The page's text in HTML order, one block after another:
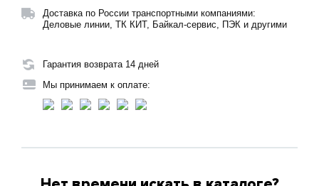
Доставка по России транспортными компаниями:
Деловые линии, ТК КИТ, Байкал-сервис, ПЭК и другими
Гарантия возврата 14 дней
Мы принимаем к оплате: